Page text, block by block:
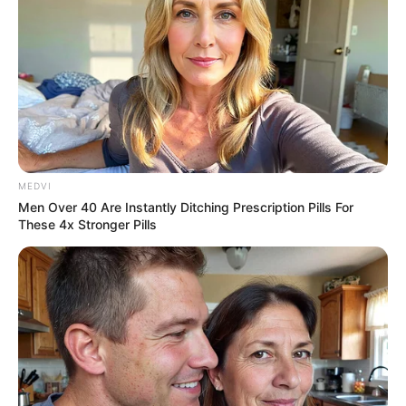
-ad9
Ao regulamentar um direito antigo e ampliar seu alcance
governo sinaliza mudança na forma como ocuidado é distribuído
socialmente
. O impacto real dependerá da implementação prática
MEDVI
Men Over 40 Are Instantly Ditching Prescription Pills For
These 4x Stronger Pills